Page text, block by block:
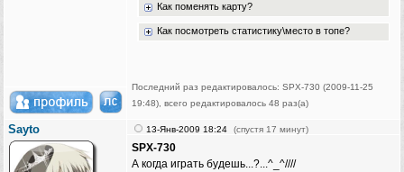
Как поменять карту?
Как посмотреть статистику\место в топе?
Последний раз редактировалось: SPX-730 (2009-11-25
19:48), всего редактировалось 48 раз(а)
Sayto 13-Янв-2009 18:24 (спустя 17 минут)
SPX-730
А когда играть будешь...?...^_^////